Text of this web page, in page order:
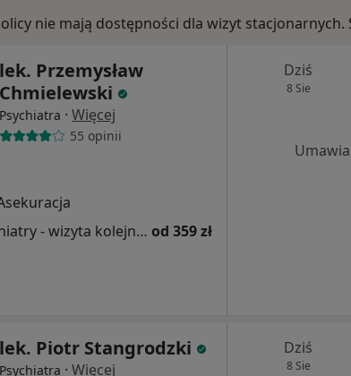
nie mają dostępności dla wizyt
lek. Przemysław
Chmielewski
Psychiatra · Więcej
55 opinii
Konsultacja psychiatry - wizyta kolejna - telemedycyna od 359 zł
Dziś
8 Sie
lek. Piotr Stangrodzki
Psychiatra · Więcej
Dziś
8 Sie